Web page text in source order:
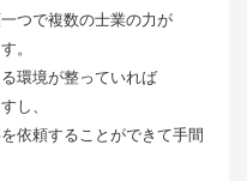
つで複数の士業の力が
。
環境が整っていれば
し、
依頼することができて手間